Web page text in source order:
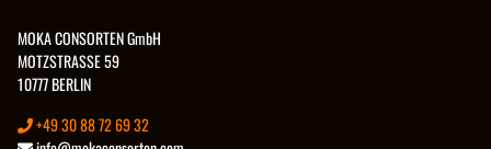
MOKA CONSORTEN GmbH
MOTZSTRASSE 59
10777 BERLIN
+49 30 88 72 69 32